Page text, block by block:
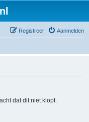
Aanmelden
Registreer
dat dit niet klopt.